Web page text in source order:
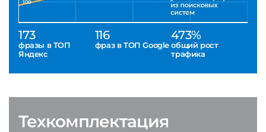
173
фразы в ТОП
Яндекс
116
фраз в ТОП Google
473%
общий рост
трафика
Техкомплектация